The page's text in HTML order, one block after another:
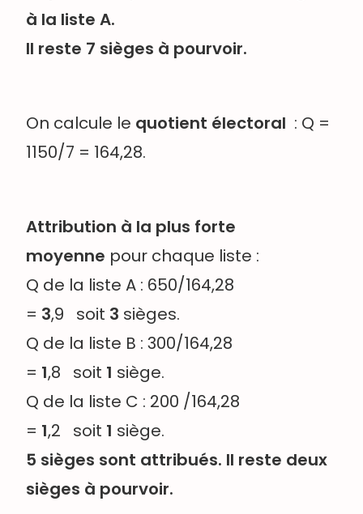
à la liste A.
Il reste 7 sièges à pourvoir.
On calcule le quotient électoral : Q =
1150/7 = 164,28.
Attribution à la plus forte
moyenne pour chaque liste :
Q de la liste A : 650/164,28
= 3,9 soit 3 sièges.
Q de la liste B : 300/164,28
= 1,8 soit 1 siège.
Q de la liste C : 200 /164,28
= 1,2 soit 1 siège.
5 sièges sont attribués. Il reste deux
sièges à pourvoir.